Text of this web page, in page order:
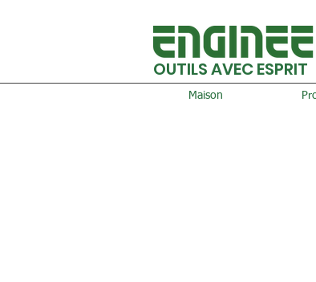
OUTILS AVEC ESPRIT
Maison